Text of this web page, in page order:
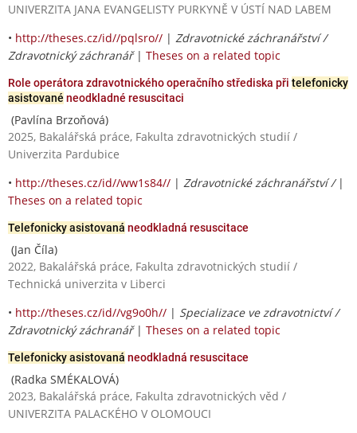
UNIVERZITA JANA EVANGELISTY PURKYNĚ V ÚSTÍ NAD LABEM
• http://theses.cz/id//pqlsro// | Zdravotnické záchranářství /
Zdravotnický záchranář| Theses on a related topic
Role operátora zdravotnického operačního střediska při telefonicky
asistované neodkladné resuscitaci
(Pavlína Brzoňová)
2025, Bakalářská práce, Fakulta zdravotnických studií /
Univerzita Pardubice
• http://theses.cz/id//ww1s84// | Zdravotnické záchranářství / |
Theses on a related topic
Telefonicky asistovaná neodkladná resuscitace
(Jan Číla)
2022, Bakalářská práce, Fakulta zdravotnických studií /
Technická univerzita v Liberci
• http://theses.cz/id//vg9o0h// | Specializace ve zdravotnictví /
Zdravotnický záchranář| Theses on a related topic
Telefonicky asistovaná neodkladná resuscitace
(Radka SMÉKALOVÁ)
2023, Bakalářská práce, Fakulta zdravotnických věd /
UNIVERZITA PALACKÉHO V OLOMOUCI